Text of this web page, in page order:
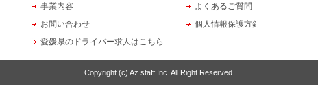
事業内容
お問い合わせ
愛媛県のドライバー求人はこちら
よくあるご質問
個人情報保護方針
Copyright (c) Az staff Inc. All Right Reserved.